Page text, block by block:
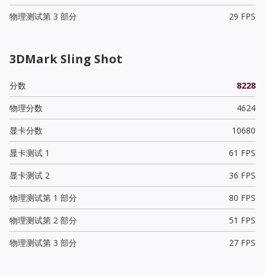
物理测试第 3 部分
29 FPS
3DMark Sling Shot
分数
8228
物理分数
4624
显卡分数
10680
显卡测试 1
61 FPS
显卡测试 2
36 FPS
物理测试第 1 部分
80 FPS
物理测试第 2 部分
51 FPS
物理测试第 3 部分
27 FPS